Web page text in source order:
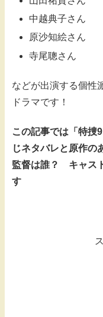
中越典子さん
原沙知絵さん
寺尾聰さん
などが出演する個性
ドラマです！
この記事では「特捜
じネタバレと原作の
監督は誰？ キャス
す